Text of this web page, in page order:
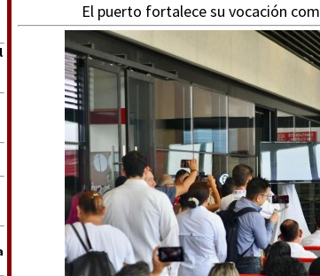
El puerto fortalece su vocación